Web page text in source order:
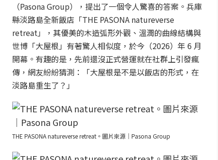
（Pasona Group），提出了一個令人驚喜的答案。兵庫
縣淡路島全新飯店「THE PASONA natureverse
retreat」，其優美的木造弧形外觀、溫潤的曲線結構與
世博「大屋根」有著驚人相似度，於今（2026）年 6 月
開幕。有趣的是，先前還沒正式營運就在社群上引發瘋
傳，網友紛紛猜測：「大屋根是不是以飯店的形式，在
淡路島重生了？」
THE PASONA natureverse retreat。圖片來源｜Pasona Group